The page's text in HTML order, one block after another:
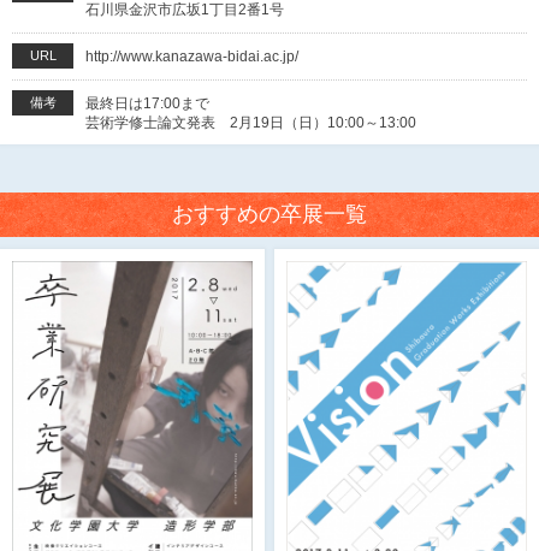
石川県金沢市広坂1丁目2番1号
URL http://www.kanazawa-bidai.ac.jp/
備考
最終⽇は17:00まで
芸術学修⼠論⽂発表 2⽉19⽇（⽇）10:00～13:00
おすすめの卒展一覧